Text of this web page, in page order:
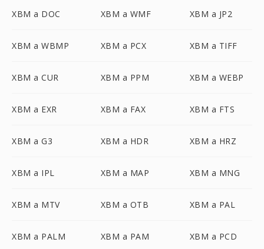
XBM a DOC XBM a WMF XBM a JP2
XBM a WBMP XBM a PCX XBM a TIFF
XBM a CUR XBM a PPM XBM a WEBP
XBM a EXR XBM a FAX XBM a FTS
XBM a G3 XBM a HDR XBM a HRZ
XBM a IPL XBM a MAP XBM a MNG
XBM a MTV XBM a OTB XBM a PAL
XBM a PALM XBM a PAM XBM a PCD